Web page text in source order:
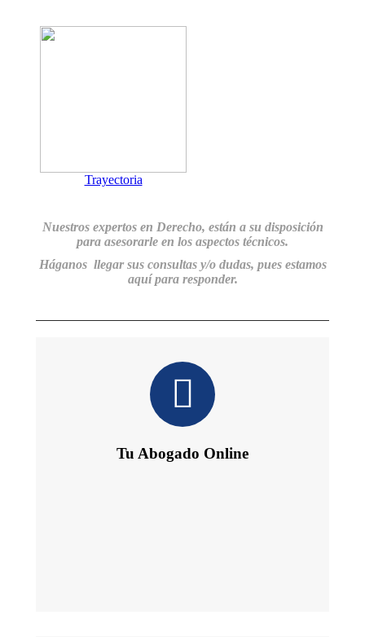
Trayectoria
Nuestros expertos en Derecho, están a su disposición
para asesorarle en los aspectos técnicos.
Háganos llegar sus consultas y/o dudas, pues estamos
aquí para responder.
Tu Abogado Online